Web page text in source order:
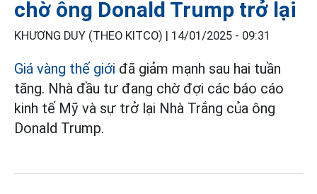
chờ ông Donald Trump trở lại
KHƯƠNG DUY (THEO KITCO) | 14/01/2025 - 09:31
Giá vàng thế giới đã giảm mạnh sau hai tuần
tăng. Nhà đầu tư đang chờ đợi các báo cáo
kinh tế Mỹ và sự trở lại Nhà Trắng của ông
Donald Trump.